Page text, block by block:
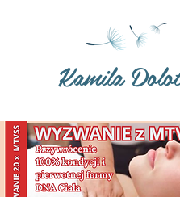
Kamila